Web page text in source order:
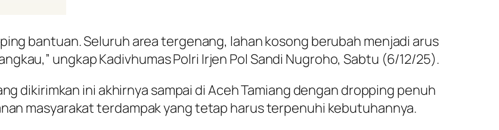
bantuan. Seluruh area tergenang, lahan kosong berubah menjadi arus
ungkap Kadivhumas Polri Irjen Pol Sandi Nugroho, Sabtu (6/12/25).
dikirimkan ini akhirnya sampai di Aceh Tamiang dengan dropping penuh
masyarakat terdampak yang tetap harus terpenuhi kebutuhannya.